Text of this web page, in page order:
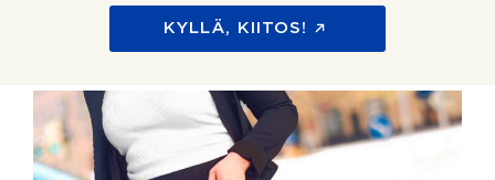
KYLLÄ, KIITOS!